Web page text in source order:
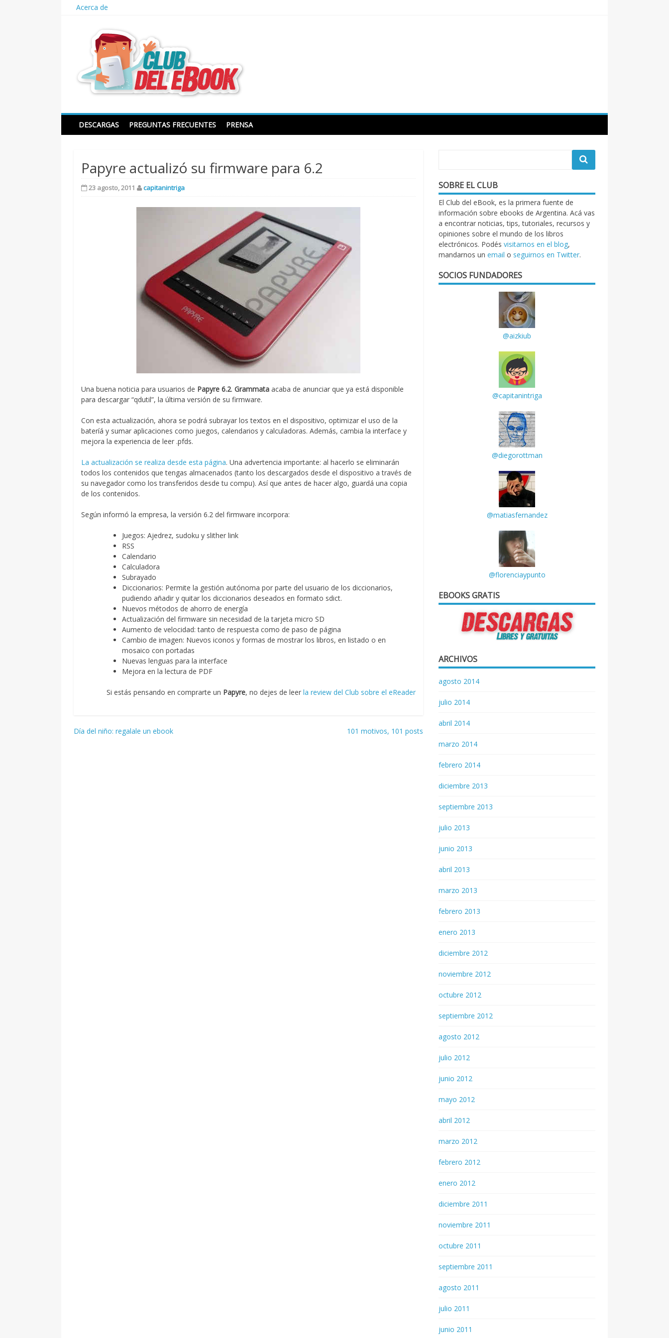
Acerca de
Club del ebook
DESCARGAS PREGUNTAS FRECUENTES PRENSA
Papyre actualizó su firmware para 6.2
23 agosto, 2011 capitanintriga
Una buena noticia para usuarios de Papyre 6.2.Grammata acaba de anunciar que ya está disponible
para descargar “qdutil”, la última versión de su firmware.
Con esta actualización, ahora se podrá subrayar los textos en el dispositivo, optimizar el uso de la
bateríá y sumar aplicaciones como juegos, calendarios y calculadoras. Además, cambia la interface y
mejora la experiencia de leer .pfds.
La actualización se realiza desde esta página. Una advertencia importante: al hacerlo se eliminarán
todos los contenidos que tengas almacenados (tanto los descargados desde el dispositivo a través de
su navegador como los transferidos desde tu compu). Así que antes de hacer algo, guardá una copia
de los contenidos.
Según informó la empresa, la versión 6.2 del firmware incorpora:
Juegos: Ajedrez, sudoku y slither link
RSS
Calendario
Calculadora
Subrayado
Diccionarios: Permite la gestión autónoma por parte del usuario de los diccionarios,
pudiendo añadir y quitar los diccionarios deseados en formato sdict.
Nuevos métodos de ahorro de energía
Actualización del firmware sin necesidad de la tarjeta micro SD
Aumento de velocidad: tanto de respuesta como de paso de página
Cambio de imagen: Nuevos iconos y formas de mostrar los libros, en listado o en
mosaico con portadas
Nuevas lenguas para la interface
Mejora en la lectura de PDF
Si estás pensando en comprarte un Papyre, no dejes de leer la review del Club sobre el eReader
Navegación
Día del niño: regalale un ebook 101 motivos, 101 posts
SOBRE EL CLUB
El Club del eBook, es la primera fuente de
información sobre ebooks de Argentina. Acá vas
a encontrar noticias, tips, tutoriales, recursos y
opiniones sobre el mundo de los libros
electrónicos. Podésvisitarnos en el blog,
mandarnos unemail o seguirnos en Twitter.
SOCIOS FUNDADORES
@aizkiub
@capitanintriga
@diegorottman
@matiasfernandez
@florenciaypunto
EBOOKS GRATIS
ARCHIVOS
agosto 2014
julio 2014
abril 2014
marzo 2014
febrero 2014
diciembre 2013
septiembre 2013
julio 2013
junio 2013
abril 2013
marzo 2013
febrero 2013
enero 2013
diciembre 2012
noviembre 2012
octubre 2012
septiembre 2012
agosto 2012
julio 2012
junio 2012
mayo 2012
abril 2012
marzo 2012
febrero 2012
enero 2012
diciembre 2011
noviembre 2011
octubre 2011
septiembre 2011
agosto 2011
julio 2011
junio 2011